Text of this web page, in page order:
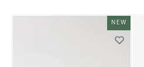
NEW